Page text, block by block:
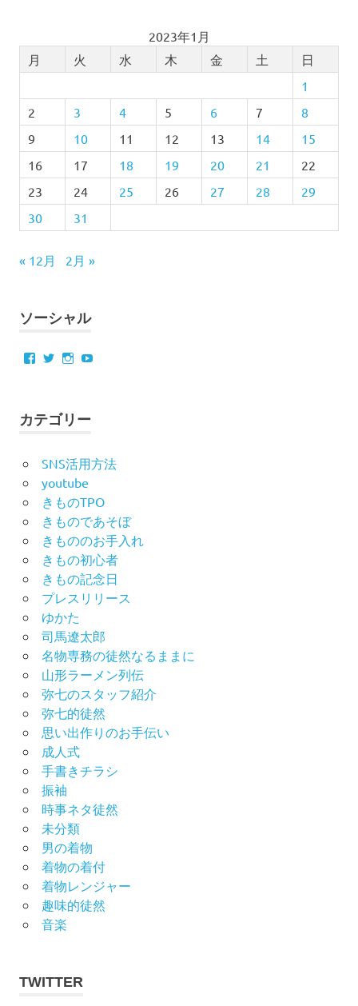
2023年1月
月
火 水 木 金 土
日
1
2
3 4 5 6 7
8
9
10 11 12 13 14
15
16
17 18 19 20 21
22
23
24 25 26 27 28
29
30
31
« 12月 2月 »
ソーシャル
Facebook
TwitterInstagram
YouTube
カテゴリー
SNS活用方法
youtube
きものTPO
きものであそぼ
きもののお手入れ
きもの初心者
きもの記念日
プレスリリース
ゆかた
司馬遼太郎
名物専務の徒然なるままに
山形ラーメン列伝
弥七のスタッフ紹介
弥七的徒然
思い出作りのお手伝い
成人式
手書きチラシ
振袖
時事ネタ徒然
未分類
男の着物
着物の着付
着物レンジャー
趣味的徒然
音楽
TWITTER